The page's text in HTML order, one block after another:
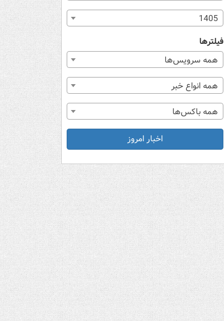
1405
فیلترها
همه سرویس‌ها
همه انواع خبر
همه باکس‌ها
اخبار امروز